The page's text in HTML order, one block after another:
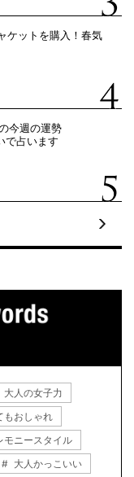
ケットを購入！春気
今週の運勢
で占います
大人の女子力
もおしゃれ
モニースタイル
大人かっこいい